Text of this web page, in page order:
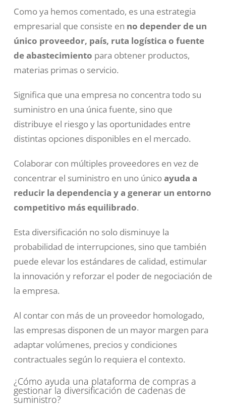
Como ya hemos comentado, es una estrategia
empresarial que consiste en no depender de un
único proveedor, país, ruta logística o fuente
de abastecimiento para obtener productos,
materias primas o servicio.
Significa que una empresa no concentra todo su
suministro en una única fuente, sino que
distribuye el riesgo y las oportunidades entre
distintas opciones disponibles en el mercado.
Colaborar con múltiples proveedores en vez de
concentrar el suministro en uno únicoayuda a
reducir la dependencia y a generar un entorno
competitivo más equilibrado.
Esta diversificación no solo disminuye la
probabilidad de interrupciones, sino que también
puede elevar los estándares de calidad, estimular
la innovación y reforzar el poder de negociación de
la empresa.
Al contar con más de un proveedor homologado,
las empresas disponen de un mayor margen para
adaptar volúmenes, precios y condiciones
contractuales según lo requiera el contexto.
¿Cómo ayuda una plataforma de compras a
gestionar la diversificación de cadenas de
suministro?